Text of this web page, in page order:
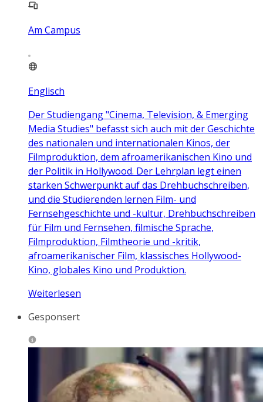
Am Campus
Englisch
Der Studiengang "Cinema, Television, & Emerging
Media Studies" befasst sich auch mit der Geschichte
des nationalen und internationalen Kinos, der
Filmproduktion, dem afroamerikanischen Kino und
der Politik in Hollywood. Der Lehrplan legt einen
starken Schwerpunkt auf das Drehbuchschreiben,
und die Studierenden lernen Film- und
Fernsehgeschichte und -kultur, Drehbuchschreiben
für Film und Fernsehen, filmische Sprache,
Filmproduktion, Filmtheorie und -kritik,
afroamerikanischer Film, klassisches Hollywood-
Kino, globales Kino und Produktion.
Weiterlesen
Gesponsert